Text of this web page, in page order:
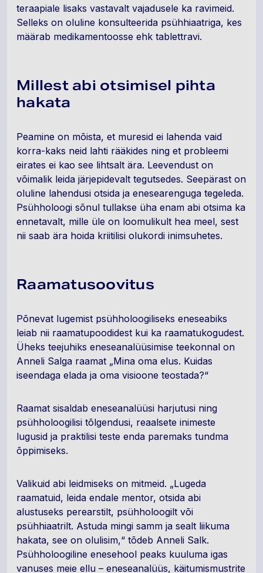
teraapiale lisaks vastavalt vajadusele ka ravimeid.
Selleks on oluline konsulteerida psühhiaatriga, kes
määrab medikamentoosse ehk tablettravi.
Millest abi otsimisel pihta
hakata
Peamine on mõista, et muresid ei lahenda vaid
korra-kaks neid lahti rääkides ning et probleemi
eirates ei kao see lihtsalt ära. Leevendust on
võimalik leida järjepidevalt tegutsedes. Seepärast on
oluline lahendusi otsida ja enesearenguga tegeleda.
Psühholoogi sõnul tullakse üha enam abi otsima ka
ennetavalt, mille üle on loomulikult hea meel, sest
nii saab ära hoida kriitilisi olukordi inimsuhetes.
Raamatusoovitus
Põnevat lugemist psühholoogiliseks eneseabiks
leiab nii raamatupoodidest kui ka raamatukogudest.
Üheks teejuhiks eneseanalüüsimise teekonnal on
Anneli Salga raamat „Mina oma elus. Kuidas
iseendaga elada ja oma visioone teostada?“
Raamat sisaldab eneseanalüüsi harjutusi ning
psühholoogilisi tõlgendusi, reaalsete inimeste
lugusid ja praktilisi teste enda paremaks tundma
õppimiseks.
Valikuid abi leidmiseks on mitmeid. „Lugeda
raamatuid, leida endale mentor, otsida abi
alustuseks perearstilt, psühholoogilt või
psühhiaatrilt. Astuda mingi samm ja sealt liikuma
hakata, see on olulisim,“ tõdeb Anneli Salk.
Psühholoogiline enesehool peaks kuuluma igas
vanuses meie ellu – eneseanalüüs, käitumismustrite